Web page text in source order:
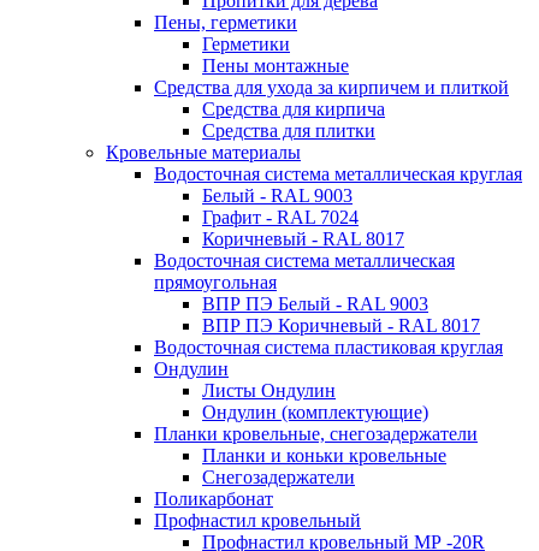
Пены, герметики
Герметики
Пены монтажные
Средства для ухода за кирпичем и плиткой
Средства для кирпича
Средства для плитки
Кровельные материалы
Водосточная система металлическая круглая
Белый - RAL 9003
Графит - RAL 7024
Коричневый - RAL 8017
Водосточная система металлическая
прямоугольная
ВПР ПЭ Белый - RAL 9003
ВПР ПЭ Коричневый - RAL 8017
Водосточная система пластиковая круглая
Ондулин
Листы Ондулин
Ондулин (комплектующие)
Планки кровельные, снегозадержатели
Планки и коньки кровельные
Снегозадержатели
Поликарбонат
Профнастил кровельный
Профнастил кровельный МР -20R